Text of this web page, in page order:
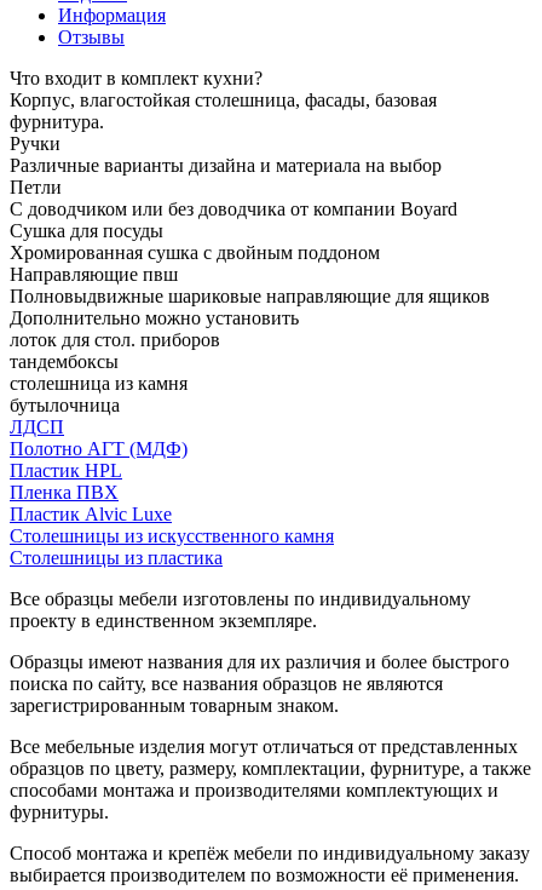
Информация
Отзывы
Что входит в комплект кухни?
Корпус, влагостойкая столешница, фасады, базовая
фурнитура.
Ручки
Различные варианты дизайна и материала на выбор
Петли
С доводчиком или без доводчика от компании Boyard
Сушка для посуды
Хромированная сушка с двойным поддоном
Направляющие пвш
Полновыдвижные шариковые направляющие для ящиков
Дополнительно можно установить
лоток для стол. приборов
тандембоксы
столешница из камня
бутылочница
ЛДСП
Полотно АГТ (МДФ)
Пластик HPL
Пленка ПВХ
Пластик Alvic Luxe
Столешницы из искусственного камня
Столешницы из пластика
Все образцы мебели изготовлены по индивидуальному
проекту в единственном экземпляре.
Образцы имеют названия для их различия и более быстрого
поиска по сайту, все названия образцов не являются
зарегистрированным товарным знаком.
Все мебельные изделия могут отличаться от представленных
образцов по цвету, размеру, комплектации, фурнитуре, а также
способами монтажа и производителями комплектующих и
фурнитуры.
Способ монтажа и крепёж мебели по индивидуальному заказу
выбирается производителем по возможности её применения.